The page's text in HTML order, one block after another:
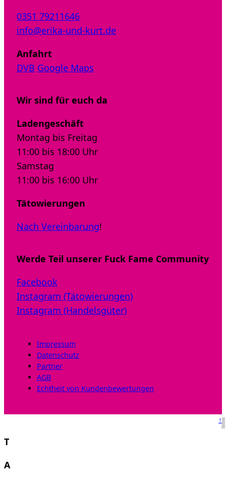
0351 79211646
info@erika-und-kurt.de
Anfahrt
DVB Google Maps
Wir sind für euch da
Ladengeschäft
Montag bis Freitag
11:00 bis 18:00 Uhr
Samstag
11:00 bis 16:00 Uhr
Tätowierungen
Nach Vereinbarung!
Werde Teil unserer Fuck Fame Community
Facebook
Instagram (Tätowierungen)
Instagram (Handelsgüter)
Impressum
Datenschutz
Partner
AGB
Echtheit von Kundenbewertungen
↑
T
A